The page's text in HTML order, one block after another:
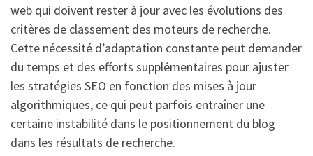
web qui doivent rester à jour avec les évolutions des
critères de classement des moteurs de recherche.
Cette nécessité d’adaptation constante peut demander
du temps et des efforts supplémentaires pour ajuster
les stratégies SEO en fonction des mises à jour
algorithmiques, ce qui peut parfois entraîner une
certaine instabilité dans le positionnement du blog
dans les résultats de recherche.